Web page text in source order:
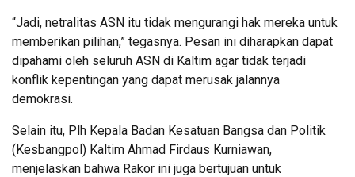
“Jadi, netralitas ASN itu tidak mengurangi hak mereka untuk
memberikan pilihan,” tegasnya. Pesan ini diharapkan dapat
dipahami oleh seluruh ASN di Kaltim agar tidak terjadi
konflik kepentingan yang dapat merusak jalannya
demokrasi.
Selain itu, Plh Kepala Badan Kesatuan Bangsa dan Politik
(Kesbangpol) Kaltim Ahmad Firdaus Kurniawan,
menjelaskan bahwa Rakor ini juga bertujuan untuk